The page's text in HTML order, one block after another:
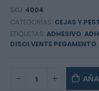
SKU: 4004
CATEGORÍAS: CEJAS Y
ETIQUETAS: ADHESIVO,
DISOLVENTE PEGAMENTO,